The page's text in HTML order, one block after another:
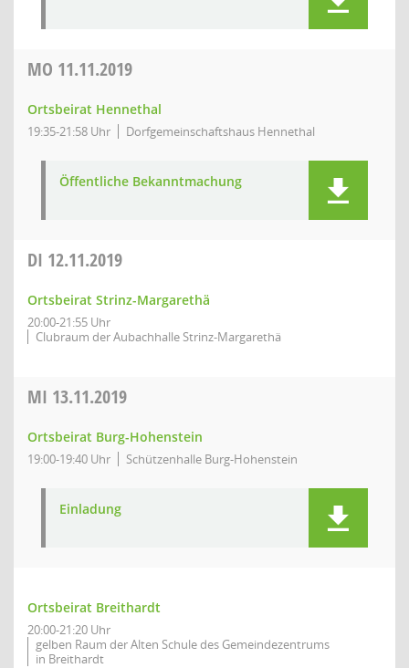
MO 11.11.2019
Ortsbeirat Hennethal
19:35-21:58 Uhr Dorfgemeinschaftshaus Hennethal
Öffentliche Bekanntmachung
DI 12.11.2019
Ortsbeirat Strinz-Margarethä
20:00-21:55 Uhr
Clubraum der Aubachhalle Strinz-Margarethä
MI 13.11.2019
Ortsbeirat Burg-Hohenstein
19:00-19:40 Uhr Schützenhalle Burg-Hohenstein
Einladung
Ortsbeirat Breithardt
20:00-21:20 Uhr
gelben Raum der Alten Schule des Gemeindezentrums
in Breithardt